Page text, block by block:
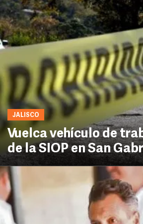
JALISCO
Vuelca vehículo de
de la SIOP en San